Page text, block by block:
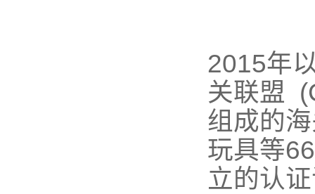
2015年
关联盟
组成的
玩具等
立的认